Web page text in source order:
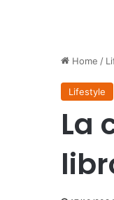
Home /
Lifestyle
La